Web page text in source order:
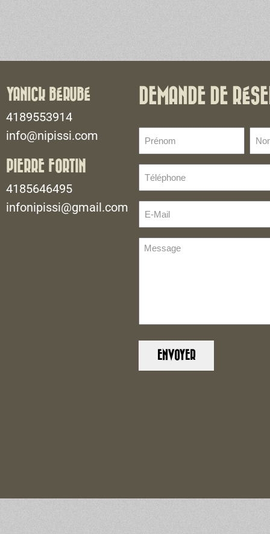
YANICK BÉRUBÉ
4189553914
info@nipissi.com
PIERRE FORTIN
4185646495
infonipissi@gmail.com
DEMANDE DE
(Nécessaire)
de
(Nécessaire)
Mail
Message